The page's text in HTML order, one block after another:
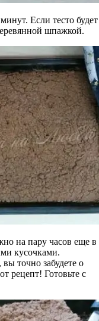
Если тесто будет
шпажкой.
на пару часов еще в
кусочками.
точно забудете о
рецепт! Готовьте с